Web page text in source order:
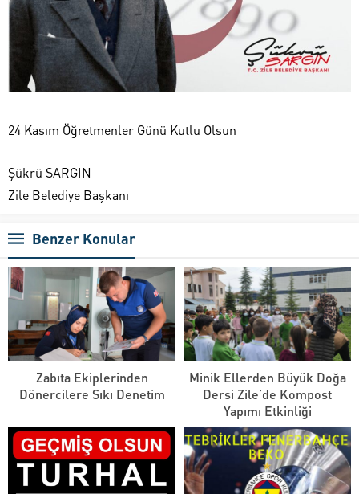
24 Kasım Öğretmenler Günü Kutlu Olsun
Şükrü SARGIN
Zile Belediye Başkanı
Benzer Konular
Zabıta Ekiplerinden
Dönercilere Sıkı Denetim
Minik Ellerden Büyük Doğa
Dersi Zile’de Kompost
Yapımı Etkinliği